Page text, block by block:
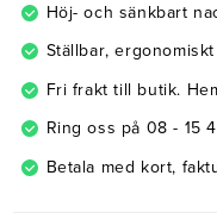
Höj- och sänkbart
Ställbar,
Fri frakt till butik.
Ring oss på 08 - 15
Betala med kort,